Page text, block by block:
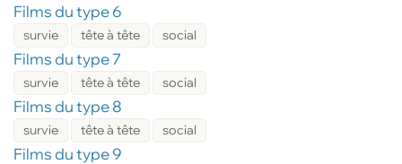
Films du type 6
survie tête à tête social
Films du type 7
survie tête à tête social
Films du type 8
survie tête à tête social
Films du type 9